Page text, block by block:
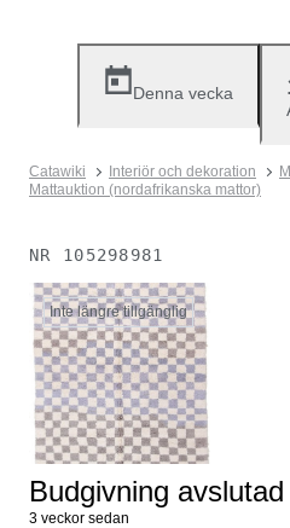
Denna vecka
Catawiki Interiör och dekoration
Mattauktion (nordafrikanska mattor)
NR 105298981
Inte längre tillgänglig
Budgivning avslutad
3 veckor sedan